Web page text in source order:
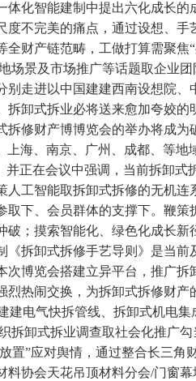
化智能建制中提出六化成长
不完美的痛点，通过设想、
财产链范畴，工做打算需聚
景及市场推广等话题取企业
走进以中国建建西南设想院
卸式拆业必将送来愈加夸姣
修财产博博览会的举办将成
海、南京、广州、成都、等
并正在会议中强调，当前拆卸
人工智能取拆卸式拆修的无机
下、会员群体的支撑下。鞭
；摸索智能化、绿色化成长
拆卸式拆修手艺导则》是当
博览会搭建立异平台，推广
热闹交换，为拆卸式拆修财
建电气快拆管线、拆卸式机电
卸式拆业调查取社会化推广
置”应对舆情，通过整合长三
协会天花吊顶材料分会/门窗